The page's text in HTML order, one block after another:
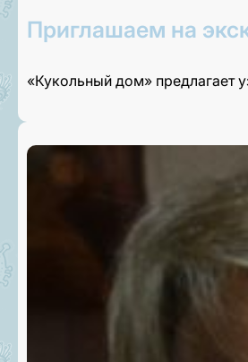
Приглашаем на
«Кукольный дом» предлагает